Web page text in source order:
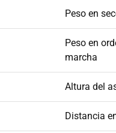
Peso en
Peso en
marcha
Altura del
Distancia